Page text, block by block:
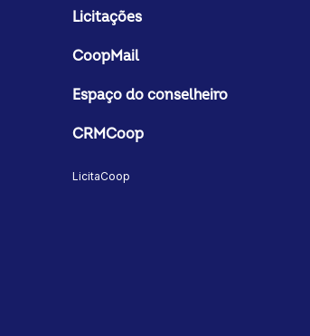
Licitações
CoopMail
Espaço do conselheiro
CRMCoop
LicitaCoop